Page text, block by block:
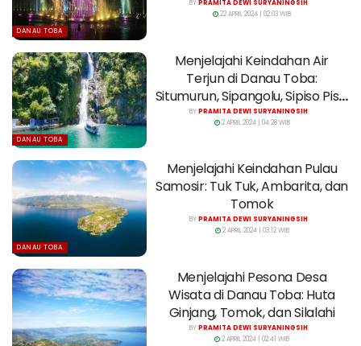
DANAU TOBA
BYPRAMITA DEWI SURYANINGSIH
22 APRIL 2024 | 02:03 WIB
DANAU TOBA
Menjelajahi Keindahan Air
Terjun di Danau Toba:
Situmurun, Sipangolu, Sipiso Piso,
dan Janji
BYPRAMITA DEWI SURYANINGSIH
2 APRIL 2024 | 04:28 WIB
DANAU TOBA
Menjelajahi Keindahan Pulau
Samosir: Tuk Tuk, Ambarita, dan
Tomok
BYPRAMITA DEWI SURYANINGSIH
2 APRIL 2024 | 03:12 WIB
Menjelajahi Pesona Desa
Wisata di Danau Toba: Huta
Ginjang, Tomok, dan Silalahi
BYPRAMITA DEWI SURYANINGSIH
2 APRIL 2024 | 02:41 WIB